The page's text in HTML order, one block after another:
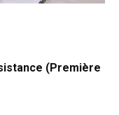
(Première